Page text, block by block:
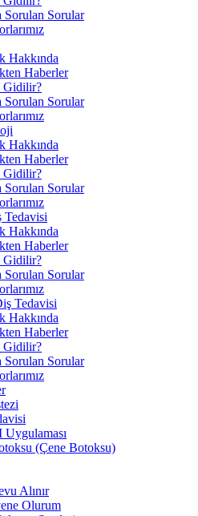
Sorulan Sorular
Hakkında
Haberler
Gidilir?
Sorulan Sorular
Hakkında
Haberler
Gidilir?
Sorulan Sorular
Tedavisi
Hakkında
Haberler
Gidilir?
Sorulan Sorular
Tedavisi
Hakkında
Haberler
Gidilir?
Sorulan Sorular
(Çene Botoksu)
Alınır
Olurum